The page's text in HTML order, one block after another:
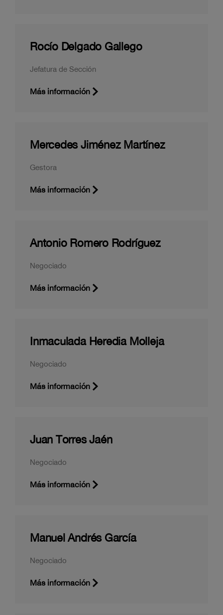
Rocío Delgado Gallego
Jefatura de Sección
Más información
Mercedes Jiménez Martínez
Gestora
Más información
Antonio Romero Rodríguez
Negociado
Más información
Inmaculada Heredia Molleja
Negociado
Más información
Juan Torres Jaén
Negociado
Más información
Manuel Andrés García
Negociado
Más información